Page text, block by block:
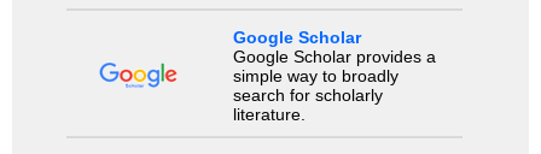
Google Scholar
Google Scholar provides a
simple way to broadly
search for scholarly
literature.